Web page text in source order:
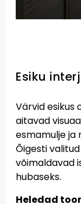
Esiku
Värvid esikus
aitavad
esmamulje ja
Õigesti
võimaldavad
hubaseks.
Heledad